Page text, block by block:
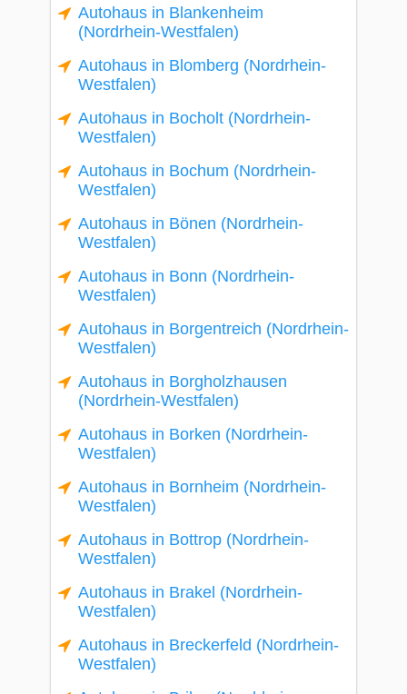
Autohaus in Blankenheim
(Nordrhein-Westfalen)
Autohaus in Blomberg (Nordrhein-
Westfalen)
Autohaus in Bocholt (Nordrhein-
Westfalen)
Autohaus in Bochum (Nordrhein-
Westfalen)
Autohaus in Bönen (Nordrhein-
Westfalen)
Autohaus in Bonn (Nordrhein-
Westfalen)
Autohaus in Borgentreich (Nordrhein-
Westfalen)
Autohaus in Borgholzhausen
(Nordrhein-Westfalen)
Autohaus in Borken (Nordrhein-
Westfalen)
Autohaus in Bornheim (Nordrhein-
Westfalen)
Autohaus in Bottrop (Nordrhein-
Westfalen)
Autohaus in Brakel (Nordrhein-
Westfalen)
Autohaus in Breckerfeld (Nordrhein-
Westfalen)